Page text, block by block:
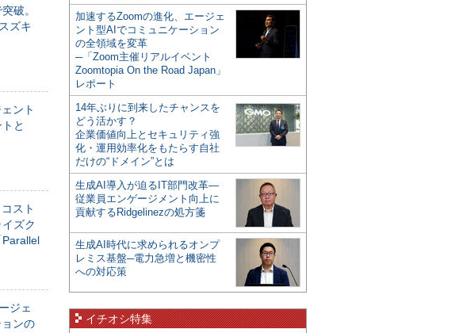
破。
ズキ
ント
と
スト
ズク
Parallel
ジェ
ンの
加速するZoomの進化、エージェ
ント型AIでコミュニケーション
の全領域を変革
─「Zoom主催リアルイベント
Zoomtopia On the Road Japan」
レポート
14年ぶりに到来したチャンスを
どう活かす？
企業価値向上とセキュリティ強
化・運用効率化をもたらす自社
だけの“ドメイン”とは
生成AI導入が迫るIT部門改革―
従業員エンゲージメント向上に
貢献するRidgelinezの処方箋
生成AI時代に求められるオンプ
レミス基盤─電力急増と機密性
への対応策
イチオシ特集